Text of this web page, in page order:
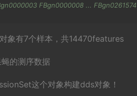
FBgn0000008 ... FBgn0261574
treated2fb ... untreated3fb untreated4fb
象有7个样本，共14470features
的测序数据
这个对象构建dds对象！